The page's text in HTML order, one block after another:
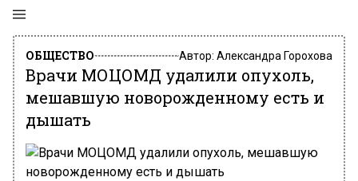
ОБЩЕСТВО Автор: Александра Горохова
Врачи МОЦОМД удалили опухоль,
мешавшую новорожденному есть и
дышать